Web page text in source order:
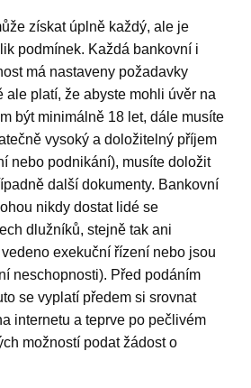
získat úplně každý, ale je
podmínek. Každá bankovní i
má nastaveny požadavky
ale platí, že abyste mohli úvěr na
být minimálně 18 let, dále musíte
vysoký a doložitelný příjem
nebo podnikání), musíte doložit
další dokumenty. Bankovní
nikdy dostat lidé se
dlužníků, stejně tak ani
exekuční řízení nebo jsou
neschopnosti). Před podáním
se vyplatí předem si srovnat
internetu a teprve po pečlivém
možností podat žádost o